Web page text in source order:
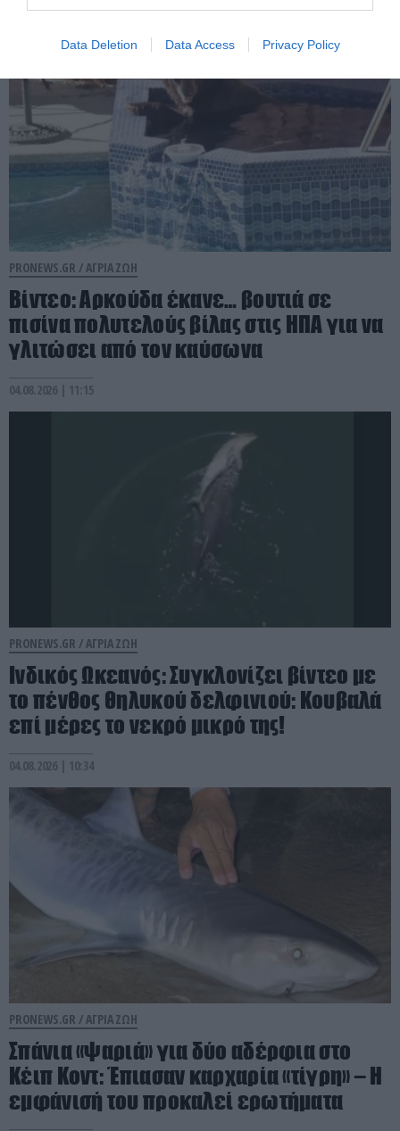
Data Deletion Data Access Privacy Policy
04.08.2026 | 12:32
PRONEWS.GR /ΑΓΡΙΑ ΖΩΗ
Βίντεο: Αρκούδα έκανε… βουτιά σε
πισίνα πολυτελούς βίλας στις ΗΠΑ για να
γλιτώσει από τον καύσωνα
04.08.2026 | 11:15
PRONEWS.GR /ΑΓΡΙΑ ΖΩΗ
Ινδικός Ωκεανός: Συγκλονίζει βίντεο με
το πένθος θηλυκού δελφινιού: Κουβαλά
επί μέρες το νεκρό μικρό της!
04.08.2026 | 10:34
PRONEWS.GR /ΑΓΡΙΑ ΖΩΗ
Σπάνια «ψαριά» για δύο αδέρφια στο
Κέιπ Κοντ: Έπιασαν καρχαρία «τίγρη» – Η
εμφάνισή του προκαλεί ερωτήματα